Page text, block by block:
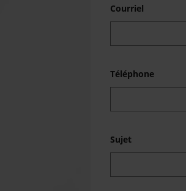
Courriel
Téléphone
Sujet